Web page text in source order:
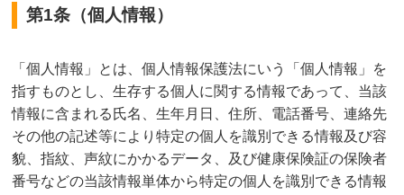
第1条（個人情報）
「個人情報」とは、個人情報保護法にいう「個人情報」を
指すものとし、生存する個人に関する情報であって、当該
情報に含まれる氏名、生年月日、住所、電話番号、連絡先
その他の記述等により特定の個人を識別できる情報及び容
貌、指紋、声紋にかかるデータ、及び健康保険証の保険者
番号などの当該情報単体から特定の個人を識別できる情報